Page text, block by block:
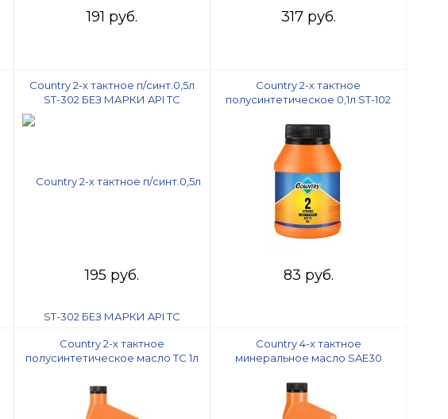
191 руб. 317 руб.
Country 2-х тактное п/синт.0,5л
ST-302 БЕЗ МАРКИ API ТC
195 руб.
Country 2-х тактное
полусинтетическое 0,1л ST-102
83 руб.
Country 2-х тактное
полусинтетическое масло ТС 1л
Country 4-х тактное
минеральное масло SAE30